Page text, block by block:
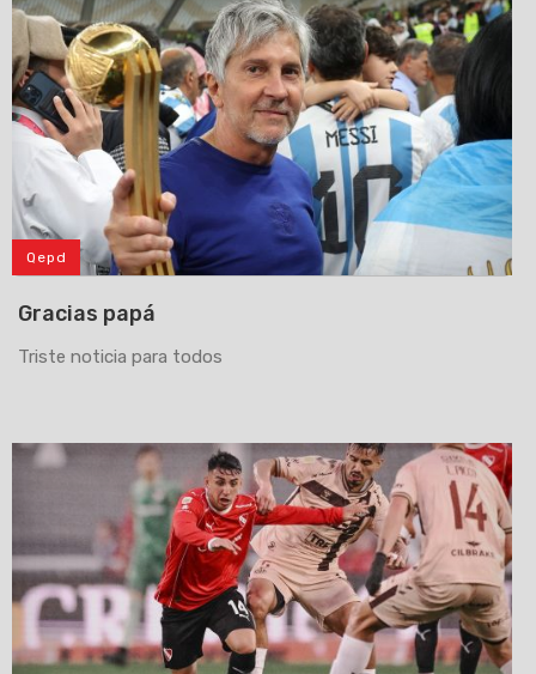
Qepd
Gracias papá
Triste noticia para todos